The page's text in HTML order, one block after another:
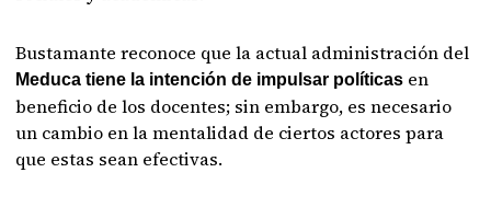
Bustamante reconoce que la actual administración del
Meduca tiene la intención de impulsar políticas en
beneficio de los docentes; sin embargo, es necesario
un cambio en la mentalidad de ciertos actores para
que estas sean efectivas.